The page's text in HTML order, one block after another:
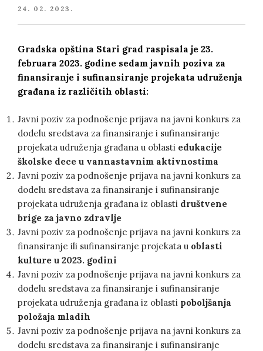
POSTED
24. 02. 2023.
Gradska opština Stari grad raspisala je 23.
februara 2023. godine sedam javnih poziva za
finansiranje i sufinansiranje projekata udruženja
građana iz različitih oblasti:
Javni poziv za podnošenje prijava na javni konkurs za
dodelu sredstava za finansiranje i sufinansiranje
projekata udruženja građana u oblasti edukacije
školske dece u vannastavnim aktivnostima
Javni poziv za podnošenje prijava na javni konkurs za
dodelu sredstava za finansiranje i sufinansiranje
projekata udruženja građana iz oblasti društvene
brige za javno zdravlje
Javni poziv za podnošenje prijava na javni konkurs za
finansiranje ili sufinansiranje projekata u oblasti
kulture u 2023. godini
Javni poziv za podnošenje prijava na javni konkurs za
dodelu sredstava za finansiranje i sufinansiranje
projekata udruženja građana iz oblasti poboljšanja
položaja mladih
Javni poziv za podnošenje prijava na javni konkurs za
dodelu sredstava za finansiranje i sufinansiranje